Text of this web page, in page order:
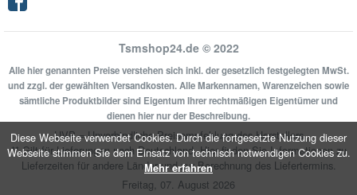
Diese Webseite verwendet Cookies. Durch die fortgesetzte Nutzung dieser
Webseite stimmen Sie dem Einsatz von technisch notwendigen Cookies zu.
Mehr erfahren
Tsmshop24.de © 2022
Alle hier genannten Preise verstehen sich inkl. der gesetzlich festgelegten MwSt.
und zzgl. der gewählten Versandkosten. Alle Markennamen, Warenzeichen sowie
sämtliche Produktbilder sind Eigentum Ihrer rechtmäßigen Eigentümer und
dienen hier nur der Beschreibung.
UVP = Unverbindliche Preisempfehlung des Herstellers
** Gilt für Lieferungen nach Deutschland.Hierfinden Sie Informationen zu
Lieferzeiten für andere Länder und zur Berechnung des Liefertermins.
Freitag, 07. August 2026